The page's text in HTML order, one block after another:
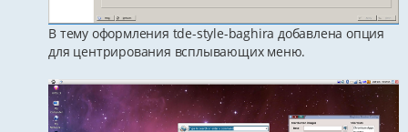
В тему оформления tde-style-baghira добавлена опция
для центрирования всплывающих меню.